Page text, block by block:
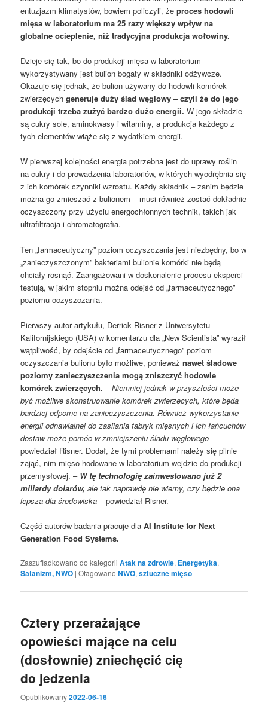
entuzjazm klimatystów, bowiem policzyli, żeproces hodowli
mięsa w laboratorium ma 25 razy większy wpływ na
globalne ocieplenie, niż tradycyjna produkcja wołowiny.
Dzieje się tak, bo do produkcji mięsa w laboratorium
wykorzystywany jest bulion bogaty w składniki odżywcze.
Okazuje się jednak, że bulion używany do hodowli komórek
zwierzęcychgeneruje duży ślad węglowy – czyli że do jego
produkcji trzeba zużyć bardzo dużo energii.W jego składzie
są cukry sole, aminokwasy i witaminy, a produkcja każdego z
tych elementów wiąże się z wydatkiem energii.
W pierwszej kolejności energia potrzebna jest do uprawy roślin
na cukry i do prowadzenia laboratoriów, w których wyodrębnia się
z ich komórek czynniki wzrostu. Każdy składnik – zanim będzie
można go zmieszać z bulionem – musi również zostać dokładnie
oczyszczony przy użyciu energochłonnych technik, takich jak
ultrafiltracja i chromatografia.
Ten „farmaceutyczny” poziom oczyszczania jest niezbędny, bo w
„zanieczyszczonym” bakteriami bulionie komórki nie będą
chciały rosnąć. Zaangażowani w doskonalenie procesu eksperci
testują, w jakim stopniu można odejść od „farmaceutycznego”
poziomu oczyszczania.
Pierwszy autor artykułu, Derrick Risner z Uniwersytetu
Kalifornijskiego (USA) w komentarzu dla „New Scientista” wyraził
wątpliwość, by odejście od „farmaceutycznego” poziom
oczyszczania bulionu było możliwe, ponieważnawet śladowe
poziomy zanieczyszczenia mogą zniszczyć hodowle
komórek zwierzęcych. –Niemniej jednak w przyszłości może
być możliwe skonstruowanie komórek zwierzęcych, które będą
bardziej odporne na zanieczyszczenia. Również wykorzystanie
energii odnawialnej do zasilania fabryk mięsnych i ich łańcuchów
dostaw może pomóc w zmniejszeniu śladu węglowego –
powiedział Risner. Dodał, że tymi problemami należy się pilnie
zająć, nim mięso hodowane w laboratorium wejdzie do produkcji
przemysłowej. – W tę technologię zainwestowano już 2
miliardy dolarów, ale tak naprawdę nie wiemy, czy będzie ona
lepsza dla środowiska – powiedział Risner.
Część autorów badania pracuje dlaAI Institute for Next
Generation Food Systems.
Zaszufladkowano do kategorii Atak na zdrowie, Energetyka,
Satanizm, NWO |Otagowano NWO,sztuczne mięso
Cztery przerażające
opowieści mające na celu
(dosłownie) zniechęcić cię
do jedzenia
Opublikowany2022-06-16